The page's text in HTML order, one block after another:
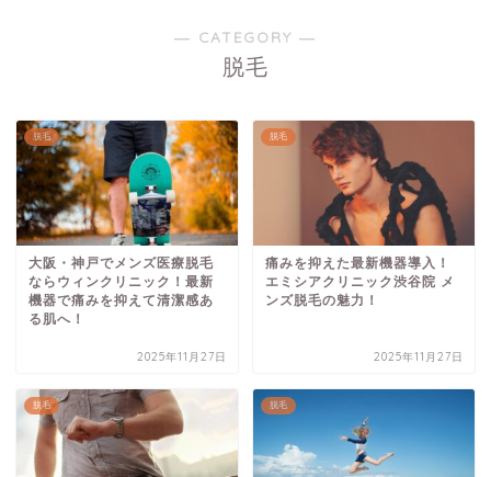
― CATEGORY ―
脱毛
脱毛
大阪・神戸でメンズ医療脱毛
ならウィンクリニック！最新
機器で痛みを抑えて清潔感あ
る肌へ！
2025年11月27日
脱毛
痛みを抑えた最新機器導入！
エミシアクリニック渋谷院 メ
ンズ脱毛の魅力！
2025年11月27日
脱毛 脱毛